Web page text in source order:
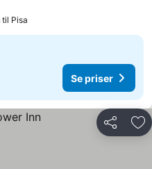
til Pisa
Se priser
Del